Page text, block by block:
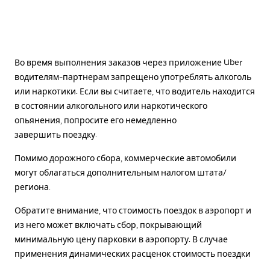
Во время выполнения заказов через приложение Uber
водителям-партнерам запрещено употреблять алкоголь
или наркотики. Если вы считаете, что водитель находится
в состоянии алкогольного или наркотического
опьянения, попросите его немедленно
завершить поездку.
Помимо дорожного сбора, коммерческие автомобили
могут облагаться дополнительным налогом штата/
региона.
Обратите внимание, что стоимость поездок в аэропорт и
из него может включать сбор, покрывающий
минимальную цену парковки в аэропорту. В случае
применения динамических расценок стоимость поездки